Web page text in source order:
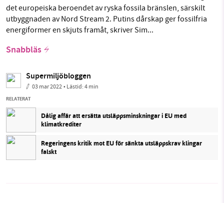
det europeiska beroendet av ryska fossila bränslen, särskilt
utbyggnaden av Nord Stream 2. Putins dårskap ger fossilfria
energiformer en skjuts framåt, skriver Sim...
Snabbläs
Supermiljöbloggen
03 mar 2022• Lästid:4 min
RELATERAT
Dålig affär att ersätta utsläppsminskningar i EU med
klimatkrediter
Regeringens kritik mot EU för sänkta utsläppskrav klingar
falskt